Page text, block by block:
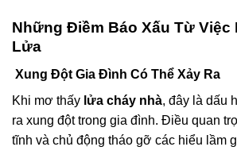
Những Điềm Báo Xấu Từ Việc
Lửa
Xung Đột Gia Đình Có Thể Xảy Ra
Khi mơ thấy lửa cháy nhà, đây là dấu
ra xung đột trong gia đình. Điều quan
tĩnh và chủ động tháo gỡ các hiểu lầm